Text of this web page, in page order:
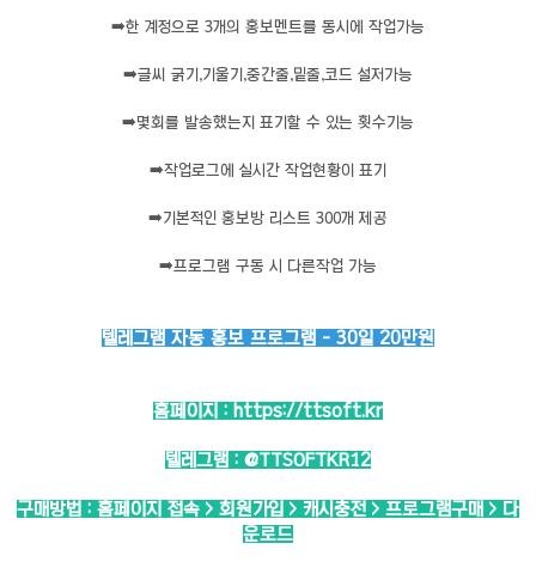
➡️한 계정으로 3개의 홍보멘트를 동시에 작업가능
➡️글씨 굵기,기울기,중간줄,밑줄,코드 설저가능
➡️몇회를 발송했는지 표기할 수 있는 횟수기능
➡️작업로그에 실시간 작업현황이 표기
➡️기본적인 홍보방 리스트 300개 제공
➡️프로그램 구동 시 다른작업 가능
텔레그램 자동 홍보 프로그램 - 30일 20만원
홈페이지 : https://ttsoft.kr
텔레그램 : @TTSOFTKR12
구매방법 : 홈페이지 접속 > 회원가입 > 캐시충전 > 프로그램구매 > 다
운로드